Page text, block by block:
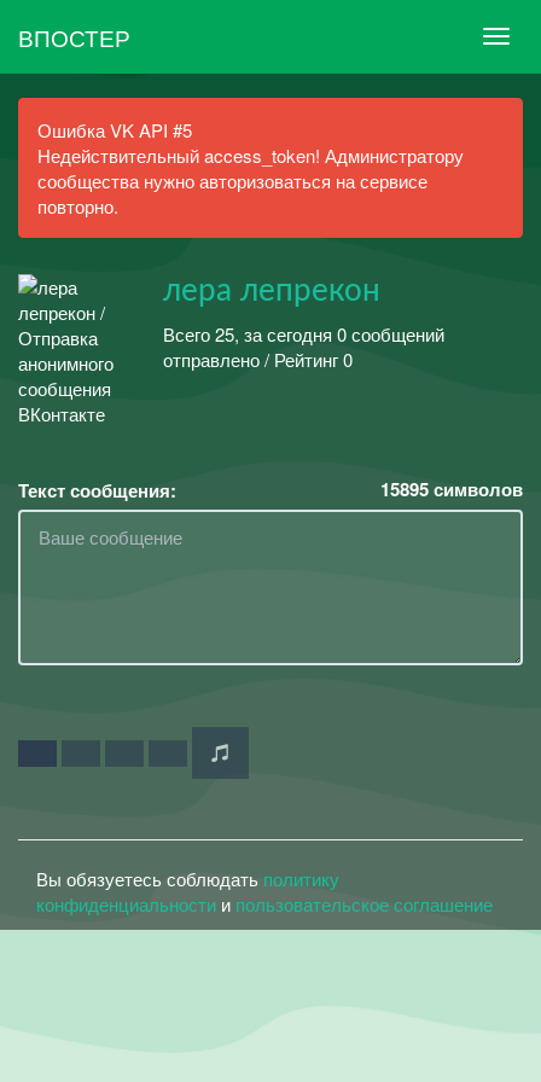
ВПОСТЕР
Ошибка VK API #5
Недействительный access_token! Администратору
сообщества нужно авторизоваться на сервисе
повторно.
лера лепрекон
Всего 25, за сегодня 0 сообщений
отправлено / Рейтинг 0
Текст сообщения: 15895символов
Вы обязуетесь соблюдать политику
конфиденциальности и пользовательское соглашение